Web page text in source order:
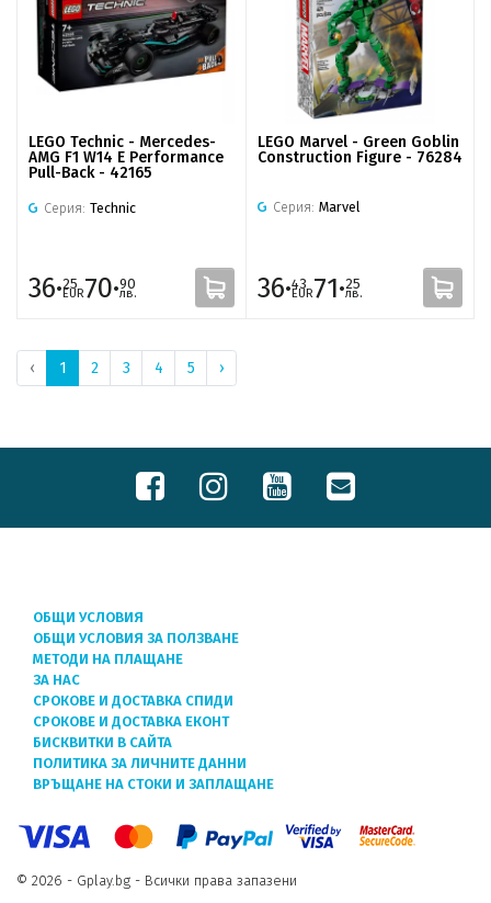
LEGO Technic - Mercedes-
AMG F1 W14 E Performance
Pull-Back - 42165
Серия: Technic
36·25
EUR70·90
лв.
LEGO Marvel - Green Goblin
Construction Figure - 76284
Серия: Marvel
36·43
EUR71·25
лв.
‹ 1 2 3 4 5 ›
ОБЩИ УСЛОВИЯ
ОБЩИ УСЛОВИЯ ЗА ПОЛЗВАНЕ
МЕТОДИ НА ПЛАЩАНЕ
ЗА НАС
СРОКОВЕ И ДОСТАВКА СПИДИ
СРОКОВЕ И ДОСТАВКА ЕКОНТ
БИСКВИТКИ В САЙТА
ПОЛИТИКА ЗА ЛИЧНИТЕ ДАННИ
ВРЪЩАНЕ НА СТОКИ И ЗАПЛАЩАНЕ
© 2026 - Gplay.bg - Всички права запазени